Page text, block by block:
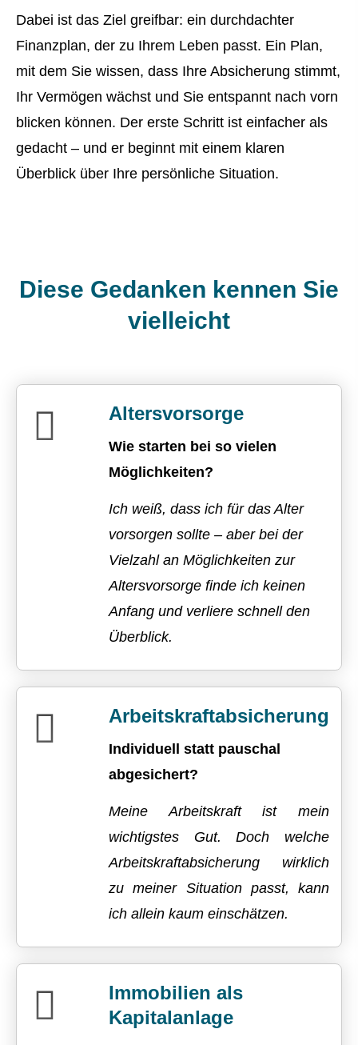
Dabei ist das Ziel greifbar: ein durchdachter
Finanzplan, der zu Ihrem Leben passt. Ein Plan,
mit dem Sie wissen, dass Ihre Absicherung stimmt,
Ihr Vermögen wächst und Sie entspannt nach vorn
blicken können. Der erste Schritt ist einfacher als
gedacht – und er beginnt mit einem klaren
Überblick über Ihre persönliche Situation.
Diese Gedanken kennen Sie
vielleicht
Alters­vorsorge
Wie starten bei so vielen
Möglichkeiten?
Ich weiß, dass ich für das Alter
vorsorgen sollte – aber bei der
Vielzahl an Möglichkeiten zur
Alters­vorsorge finde ich keinen
Anfang und verliere schnell den
Überblick.
Arbeitskraftabsicherung
Individuell statt pauschal
abgesichert?
Meine Arbeitskraft ist mein
wichtigstes Gut. Doch welche
Arbeitskraftabsicherung wirklich
zu meiner Situation passt, kann
ich allein kaum einschätzen.
Immobilien als
Kapitalanlage